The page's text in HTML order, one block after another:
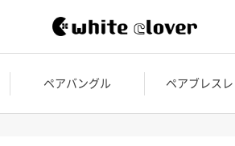
ペアバングル ペアブレスレ